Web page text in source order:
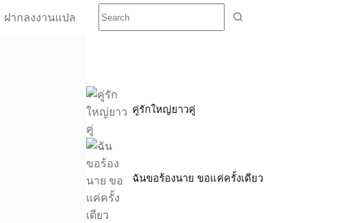
ฝากลงงานแปล
คู่รักใหญ่ยาวคู่
ฉันขอร้องนาย ขอแค่ครั้งเดียว